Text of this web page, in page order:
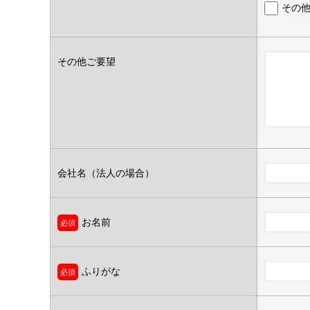
その他
その他ご要望
会社名（法人の場合）
お名前
ふりがな